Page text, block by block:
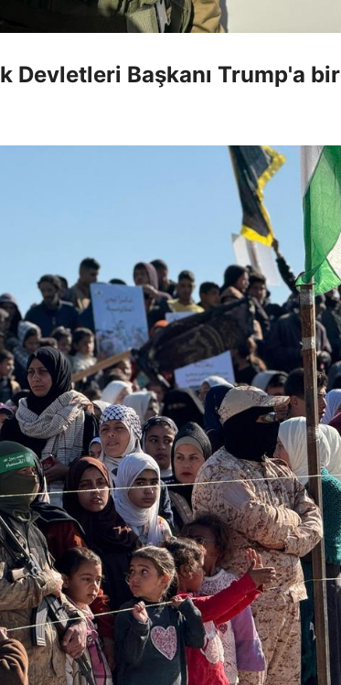
Devletleri Başkanı Trump'a bir